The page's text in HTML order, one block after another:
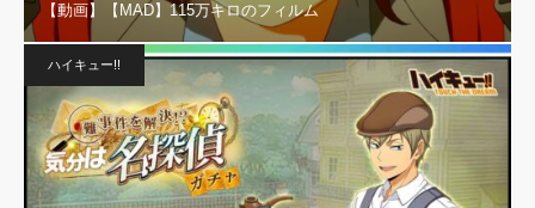
【動画】【MAD】115万キロのフィルム
ハイキュー!!